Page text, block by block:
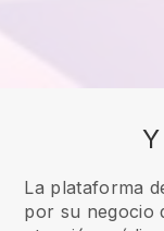
La plataforma
por su negocio